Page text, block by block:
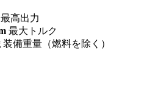
最高出力
最大トルク
装備重量（燃料を除く）